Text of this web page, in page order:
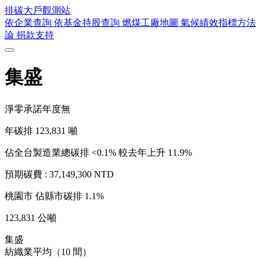
排碳大戶觀測站
依企業查詢 依基金持股查詢 燃煤工廠地圖 氣候績效指標方法
論 捐款支持
集盛
淨零承諾年度無
年碳排 123,831 噸
佔全台製造業總碳排 <0.1% 較去年上升 11.9%
預期碳費 : 37,149,300 NTD
桃園市 佔縣市碳排 1.1%
123,831 公噸
集盛
紡織業平均（10 間）